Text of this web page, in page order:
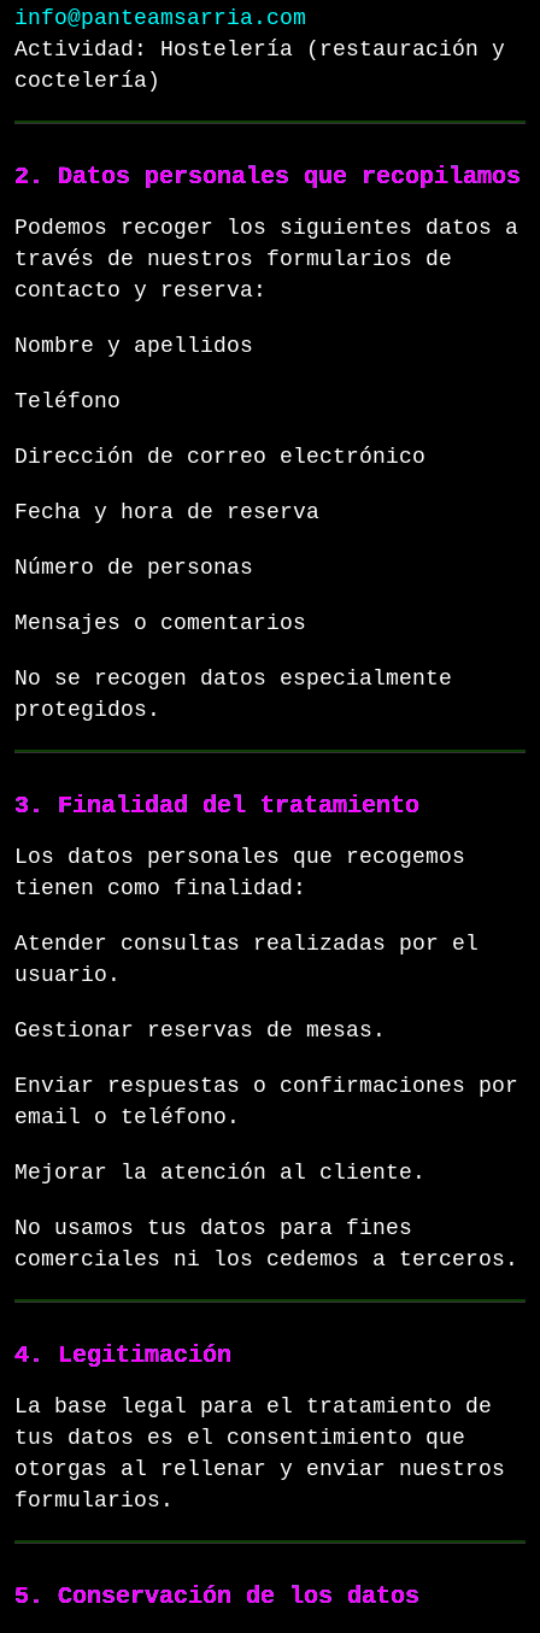
info@panteamsarria.com
Actividad: Hostelería (restauración y
coctelería)
2. Datos personales que recopilamos
Podemos recoger los siguientes datos a
través de nuestros formularios de
contacto y reserva:
Nombre y apellidos
Teléfono
Dirección de correo electrónico
Fecha y hora de reserva
Número de personas
Mensajes o comentarios
No se recogen datos especialmente
protegidos.
3. Finalidad del tratamiento
Los datos personales que recogemos
tienen como finalidad:
Atender consultas realizadas por el
usuario.
Gestionar reservas de mesas.
Enviar respuestas o confirmaciones por
email o teléfono.
Mejorar la atención al cliente.
No usamos tus datos para fines
comerciales ni los cedemos a terceros.
4. Legitimación
La base legal para el tratamiento de
tus datos es el consentimiento que
otorgas al rellenar y enviar nuestros
formularios.
5. Conservación de los datos